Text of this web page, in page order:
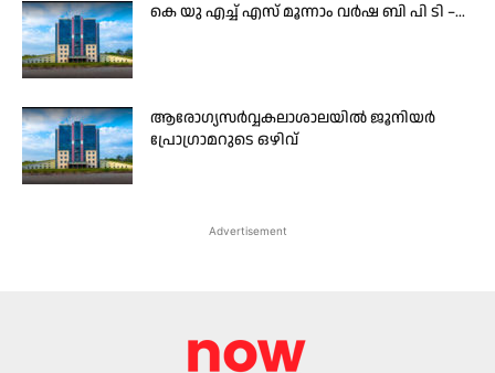
കെ യു എച്ച് എസ് മൂന്നാം വർഷ ബി പി ടി –...
ആരോഗ്യസർവ്വകലാശാലയിൽ ജൂനിയർ
പ്രോഗ്രാമറുടെ ഒഴിവ്
Advertisement